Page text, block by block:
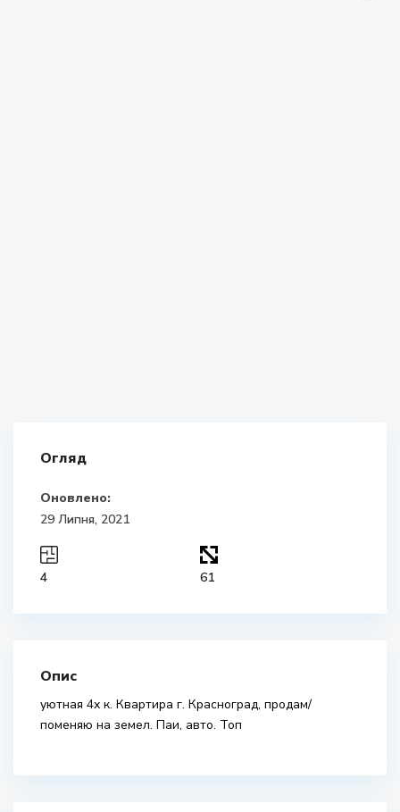
Огляд
Оновлено:
29 Липня, 2021
4 61
Опис
уютная 4х к. Квартира г. Красноград, продам/
поменяю на земел. Паи, авто. Топ